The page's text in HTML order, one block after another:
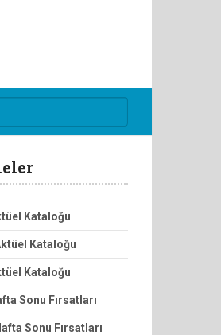
Kataloğu
Kataloğu
Kataloğu
Sonu Fırsatları
Sonu Fırsatları